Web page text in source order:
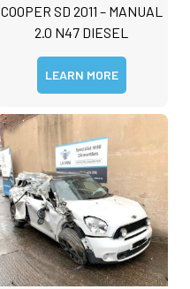
COOPER SD 2011 – MANUAL
2.0 N47 DIESEL
LEARN MORE